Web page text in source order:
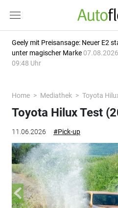
Geely mit Preisansage: Neuer E2
unter magischer Marke
09:48 Uhr
Home Mediathek Toyota
11.06.2026 #Pick-up
Toyota Hilux Test